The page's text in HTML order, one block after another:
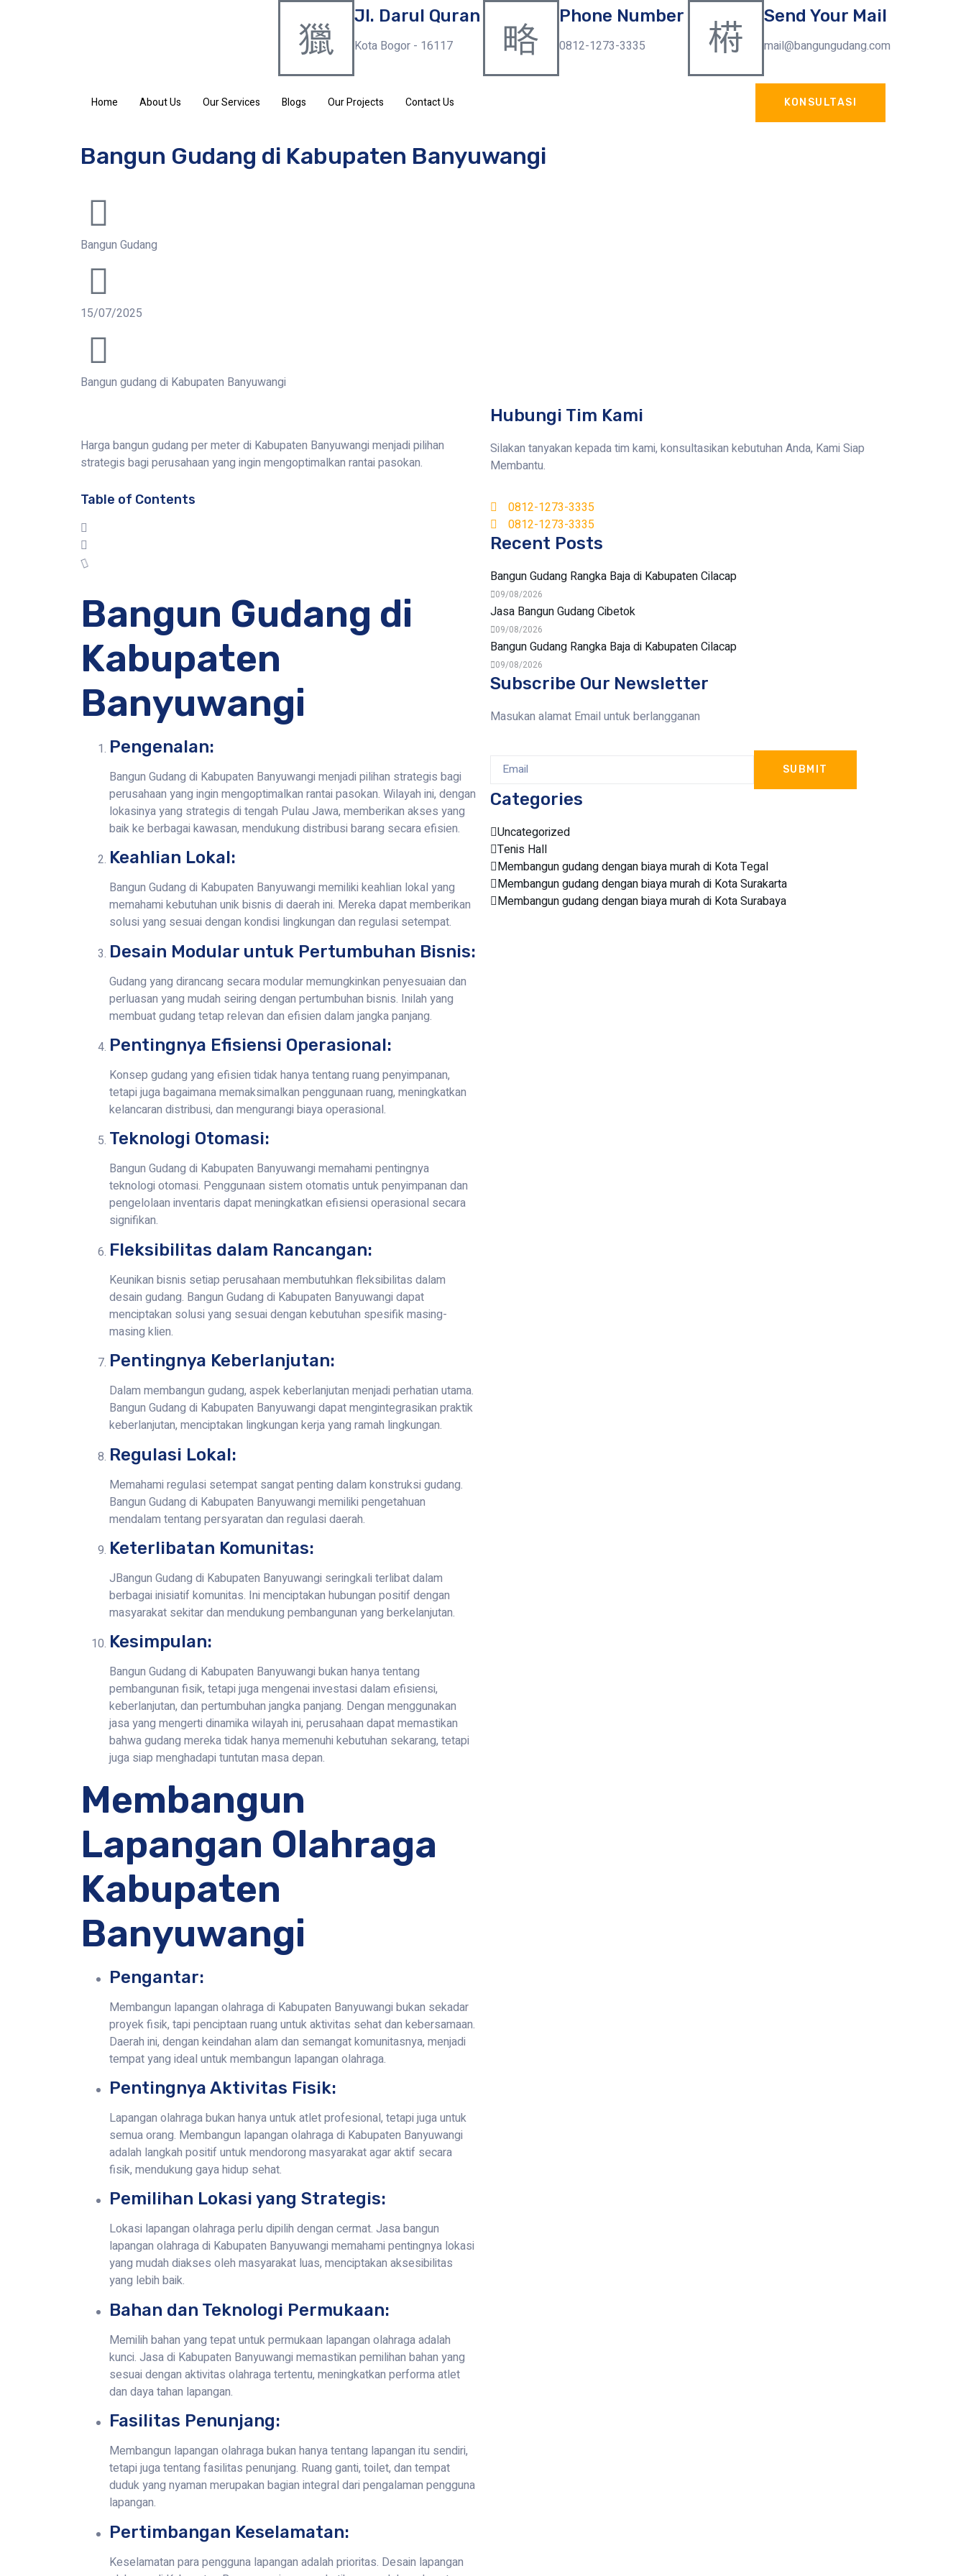
Jl. Darul Quran
Kota Bogor - 16117
Phone Number
0812-1273-3335
Send Your Mail
mail@bangungudang.com
Home About Us Our Services Blogs Our Projects Contact Us KONSULTASI
Bangun Gudang di Kabupaten Banyuwangi
Bangun Gudang
15/07/2025
Bangun gudang di Kabupaten Banyuwangi
Harga bangun gudang per meter di Kabupaten Banyuwangi menjadi pilihan
strategis bagi perusahaan yang ingin mengoptimalkan rantai pasokan.
Table of Contents
Bangun Gudang di
Kabupaten
Banyuwangi
Pengenalan:
Bangun Gudang di Kabupaten Banyuwangi menjadi pilihan strategis bagi
perusahaan yang ingin mengoptimalkan rantai pasokan. Wilayah ini, dengan
lokasinya yang strategis di tengah Pulau Jawa, memberikan akses yang
baik ke berbagai kawasan, mendukung distribusi barang secara efisien.
Keahlian Lokal:
Bangun Gudang di Kabupaten Banyuwangi memiliki keahlian lokal yang
memahami kebutuhan unik bisnis di daerah ini. Mereka dapat memberikan
solusi yang sesuai dengan kondisi lingkungan dan regulasi setempat.
Desain Modular untuk Pertumbuhan Bisnis:
Gudang yang dirancang secara modular memungkinkan penyesuaian dan
perluasan yang mudah seiring dengan pertumbuhan bisnis. Inilah yang
membuat gudang tetap relevan dan efisien dalam jangka panjang.
Pentingnya Efisiensi Operasional:
Konsep gudang yang efisien tidak hanya tentang ruang penyimpanan,
tetapi juga bagaimana memaksimalkan penggunaan ruang, meningkatkan
kelancaran distribusi, dan mengurangi biaya operasional.
Teknologi Otomasi:
Bangun Gudang di Kabupaten Banyuwangi memahami pentingnya
teknologi otomasi. Penggunaan sistem otomatis untuk penyimpanan dan
pengelolaan inventaris dapat meningkatkan efisiensi operasional secara
signifikan.
Fleksibilitas dalam Rancangan:
Keunikan bisnis setiap perusahaan membutuhkan fleksibilitas dalam
desain gudang. Bangun Gudang di Kabupaten Banyuwangi dapat
menciptakan solusi yang sesuai dengan kebutuhan spesifik masing-
masing klien.
Pentingnya Keberlanjutan:
Dalam membangun gudang, aspek keberlanjutan menjadi perhatian utama.
Bangun Gudang di Kabupaten Banyuwangi dapat mengintegrasikan praktik
keberlanjutan, menciptakan lingkungan kerja yang ramah lingkungan.
Regulasi Lokal:
Memahami regulasi setempat sangat penting dalam konstruksi gudang.
Bangun Gudang di Kabupaten Banyuwangi memiliki pengetahuan
mendalam tentang persyaratan dan regulasi daerah.
Keterlibatan Komunitas:
JBangun Gudang di Kabupaten Banyuwangi seringkali terlibat dalam
berbagai inisiatif komunitas. Ini menciptakan hubungan positif dengan
masyarakat sekitar dan mendukung pembangunan yang berkelanjutan.
Kesimpulan:
Bangun Gudang di Kabupaten Banyuwangi bukan hanya tentang
pembangunan fisik, tetapi juga mengenai investasi dalam efisiensi,
keberlanjutan, dan pertumbuhan jangka panjang. Dengan menggunakan
jasa yang mengerti dinamika wilayah ini, perusahaan dapat memastikan
bahwa gudang mereka tidak hanya memenuhi kebutuhan sekarang, tetapi
juga siap menghadapi tuntutan masa depan.
Membangun
Lapangan Olahraga
Kabupaten
Banyuwangi
Pengantar:
Membangun lapangan olahraga di Kabupaten Banyuwangi bukan sekadar
proyek fisik, tapi penciptaan ruang untuk aktivitas sehat dan kebersamaan.
Daerah ini, dengan keindahan alam dan semangat komunitasnya, menjadi
tempat yang ideal untuk membangun lapangan olahraga.
Pentingnya Aktivitas Fisik:
Lapangan olahraga bukan hanya untuk atlet profesional, tetapi juga untuk
semua orang. Membangun lapangan olahraga di Kabupaten Banyuwangi
adalah langkah positif untuk mendorong masyarakat agar aktif secara
fisik, mendukung gaya hidup sehat.
Pemilihan Lokasi yang Strategis:
Lokasi lapangan olahraga perlu dipilih dengan cermat. Jasa bangun
lapangan olahraga di Kabupaten Banyuwangi memahami pentingnya lokasi
yang mudah diakses oleh masyarakat luas, menciptakan aksesibilitas
yang lebih baik.
Bahan dan Teknologi Permukaan:
Memilih bahan yang tepat untuk permukaan lapangan olahraga adalah
kunci. Jasa di Kabupaten Banyuwangi memastikan pemilihan bahan yang
sesuai dengan aktivitas olahraga tertentu, meningkatkan performa atlet
dan daya tahan lapangan.
Fasilitas Penunjang:
Membangun lapangan olahraga bukan hanya tentang lapangan itu sendiri,
tetapi juga tentang fasilitas penunjang. Ruang ganti, toilet, dan tempat
duduk yang nyaman merupakan bagian integral dari pengalaman pengguna
lapangan.
Pertimbangan Keselamatan:
Keselamatan para pengguna lapangan adalah prioritas. Desain lapangan
Hubungi Tim Kami
Silakan tanyakan kepada tim kami, konsultasikan kebutuhan Anda, Kami Siap
Membantu.
0812-1273-3335
0812-1273-3335
Recent Posts
Bangun Gudang Rangka Baja di Kabupaten Cilacap
09/08/2026
Jasa Bangun Gudang Cibetok
09/08/2026
Bangun Gudang Rangka Baja di Kabupaten Cilacap
09/08/2026
Subscribe Our Newsletter
Masukan alamat Email untuk berlangganan
SUBMIT
Categories
Uncategorized
Tenis Hall
Membangun gudang dengan biaya murah di Kota Tegal
Membangun gudang dengan biaya murah di Kota Surakarta
Membangun gudang dengan biaya murah di Kota Surabaya